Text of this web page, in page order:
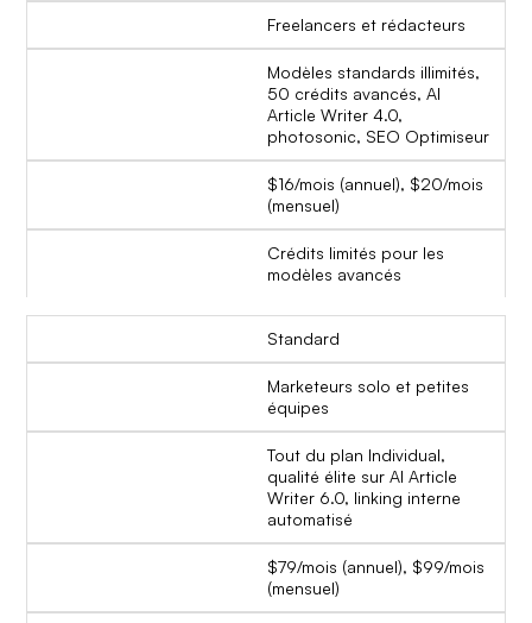
Freelancers et rédacteurs
Modèles standards illimités,
50 crédits avancés, AI
Article Writer 4.0,
photosonic, SEO Optimiseur
$16/mois (annuel), $20/mois
(mensuel)
Crédits limités pour les
modèles avancés
Standard
Marketeurs solo et petites
équipes
Tout du plan Individual,
qualité élite sur AI Article
Writer 6.0, linking interne
automatisé
$79/mois (annuel), $99/mois
(mensuel)